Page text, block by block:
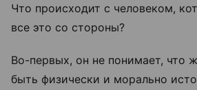
Что происходит с человеком,
все это со стороны?
Во-первых, он не понимает, что
быть физически и морально